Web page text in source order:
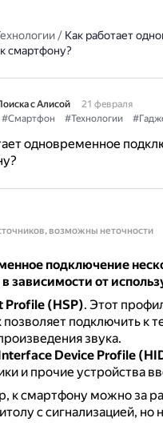
/ Как работает
смартфону?
с Алисой
21 февраля
#Смартфон #Технологии
одновременное
возможны неточности
подключение
в зависимости от
Profile (HSP). Этот
позволяет подключить к
звука.
Device Profile
и прочие устройства
к смартфону можно за
с сигнализацией, но